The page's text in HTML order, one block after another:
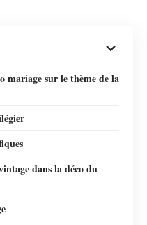
mariage sur le thème de la
dans la déco du